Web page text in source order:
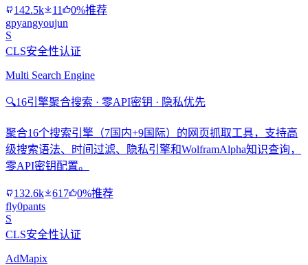
142.5k 11
0%推荐
gpyangyoujun
S
CLS安全性认证
Multi Search Engine
🔍16引擎聚合搜索 · 零API密钥 · 隐私优先
聚合16个搜索引擎（7国内+9国际）的网页抓取工具，支持高
级搜索语法、时间过滤、隐私引擎和WolframAlpha知识查询，
零API密钥配置。
132.6k 617
0%推荐
fly0pants
S
CLS安全性认证
AdMapix